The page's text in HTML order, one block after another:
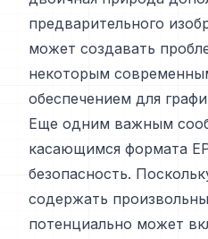
предварительного
может создавать
некоторым
обеспечением для
Еще одним важным
касающимся формата
безопасность.
содержать
потенциально может